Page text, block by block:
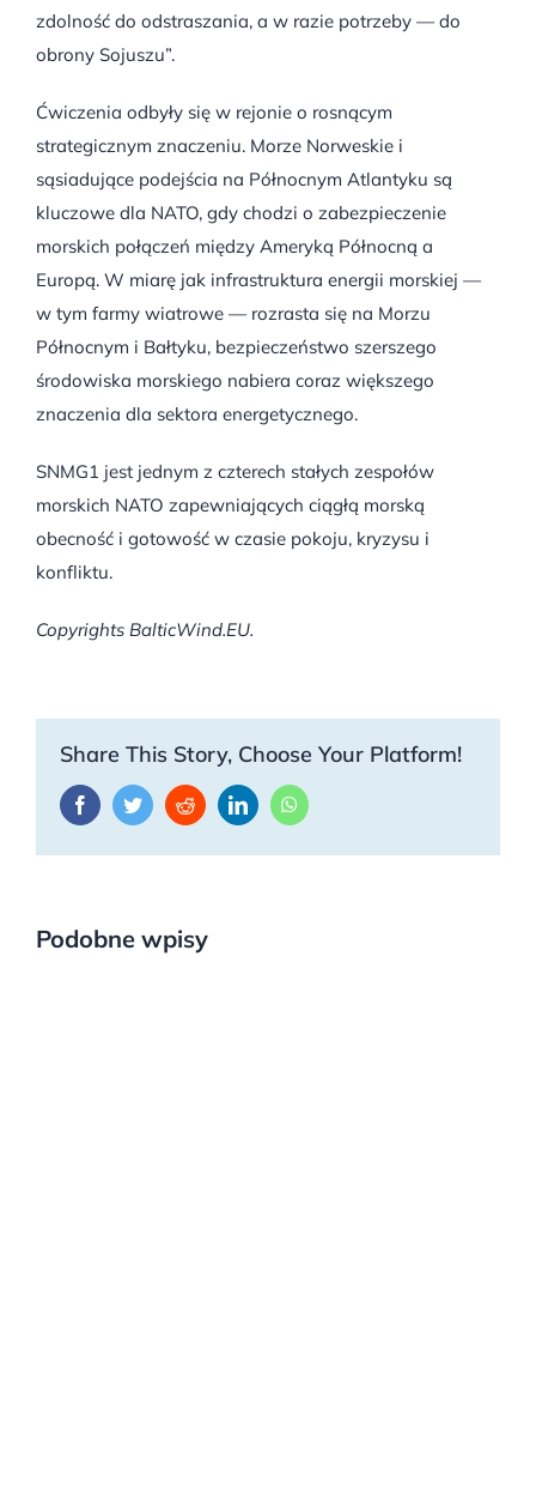
zdolność do odstraszania, a w razie potrzeby — do
obrony Sojuszu”.
Ćwiczenia odbyły się w rejonie o rosnącym
strategicznym znaczeniu. Morze Norweskie i
sąsiadujące podejścia na Północnym Atlantyku są
kluczowe dla NATO, gdy chodzi o zabezpieczenie
morskich połączeń między Ameryką Północną a
Europą. W miarę jak infrastruktura energii morskiej —
w tym farmy wiatrowe — rozrasta się na Morzu
Północnym i Bałtyku, bezpieczeństwo szerszego
środowiska morskiego nabiera coraz większego
znaczenia dla sektora energetycznego.
SNMG1 jest jednym z czterech stałych zespołów
morskich NATO zapewniających ciągłą morską
obecność i gotowość w czasie pokoju, kryzysu i
konfliktu.
Copyrights BalticWind.EU.
Share This Story, Choose Your Platform!
FacebookTwitterRedditLinkedInWhatsApp
Podobne wpisy